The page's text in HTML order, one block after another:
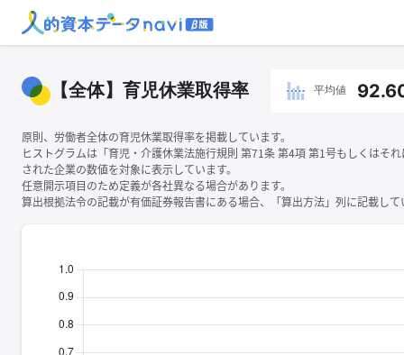
【全体】育児休業取得率 平均値
原則、労働者全体の育児休業取得率を掲載しています。
ヒストグラムは「育児・介護休業法施行規則 第71条 第4項 第1号もしくはそ
された企業の数値を対象に表示しています。
任意開示項目のため定義が各社異なる場合があります。
算出根拠法令の記載が有価証券報告書にある場合、「算出方法」列に記載し